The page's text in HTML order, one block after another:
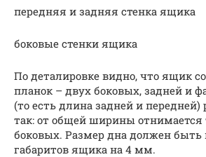
передняя и задняя стенка ящика
боковые стенки ящика
По деталировке видно, что ящик
планок – двух боковых, задней и
(то есть длина задней и передней)
так: от общей ширины
боковых. Размер дна должен
габаритов ящика на 4 мм.